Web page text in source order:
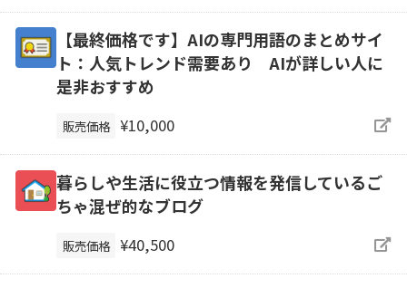
【最終価格です】AIの専門用語のまとめサイ
ト：人気トレンド需要あり AIが詳しい人に
是非おすすめ
販売価格 ¥10,000
暮らしや生活に役立つ情報を発信しているご
ちゃ混ぜ的なブログ
販売価格 ¥40,500